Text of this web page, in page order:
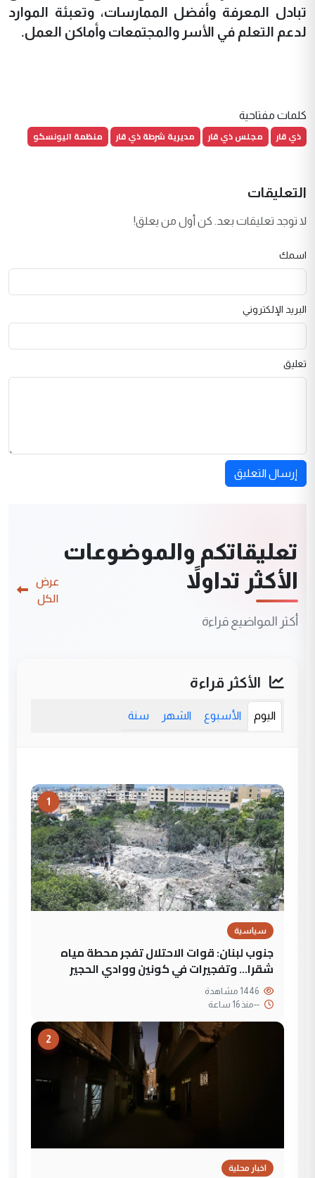
تبادل المعرفة وأفضل الممارسات، وتعبئة الموارد
لدعم التعلم في الأسر والمجتمعات وأماكن العمل.
كلمات مفتاحية
ذي قار مجلس ذي قار مديرية شرطة ذي قار منظمة اليونسكو
التعليقات
لا توجد تعليقات بعد. كن أول من يعلق!
اسمك
البريد الإلكتروني
تعليق
إرسال التعليق
تعليقاتكم والموضوعات
الأكثر تداولاً
أكثر المواضيع قراءة
عرض
الكل
الأكثر قراءة
اليوم الأسبوع الشهر سنة
1
سياسية
جنوب لبنان: قوات الاحتلال تفجر محطة مياه
شقرا… وتفجيرات في كونين ووادي الحجير
--منذ 16 ساعة
2
اخبار محلية